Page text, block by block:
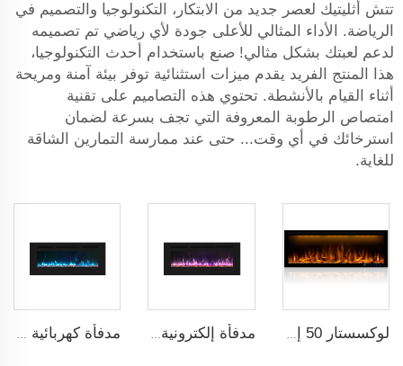
تتش أثليتيك لعصر جديد من الابتكار، التكنولوجيا والتصميم في
الرياضة. الأداء المثالي للأعلى جودة لأي رياضي تم تصميمه
لدعم لعبتك بشكل مثالي! صنع باستخدام أحدث التكنولوجيا،
هذا المنتج الفريد يقدم ميزات استثنائية توفر بيئة آمنة ومريحة
أثناء القيام بالأنشطة. تحتوي هذه التصاميم على تقنية
امتصاص الرطوبة المعروفة التي تجف بسرعة لضمان
استرخائك في أي وقت... حتى عند ممارسة التمارين الشاقة
للغاية.
لوكسستار 50 إنش موقد زخرفي مع جهاز تحكم ذكي LCD مدفأة إلكترونية حديثة مقاس 39 بوصة مع تسخين و13 لون إطار زخرفي، قابلة للتثبيت داخل الجدار وعلى الحائط مدفأة كهربائية إعلامية حديثة مقاس 45 بوصة من لوكستار، يمكن تركيبها بشكل مدمج أو معلقة على الحائط مع 13 لونًا ديكوريًا للإطار